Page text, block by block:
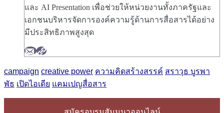
และ AI Presentation เพื่อช่วยให้หน่วยงานทั้งภาครัฐและ
เอกชนบริหารจัดการองค์ความรู้ด้านการสื่อสารได้อย่าง
มีประสิทธิภาพสูงสุด
campaign creative power ความคิดสร้างสรรค์ สราวุธ บูรพา
พัธ เปิดไอเดีย แคมเปญสื่อสาร